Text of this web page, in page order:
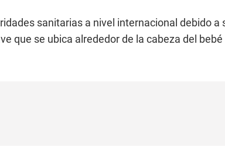
sanitarias a nivel internacional debido a
que se ubica alrededor de la cabeza del